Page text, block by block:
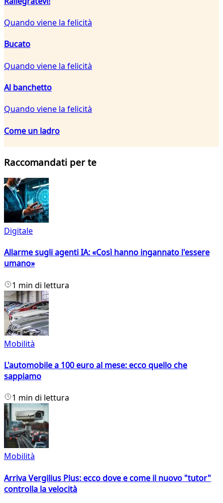
Quando viene la felicità
Bucato
Quando viene la felicità
Al banchetto
Quando viene la felicità
Come un ladro
Raccomandati per te
Digitale
Allarme sugli agenti IA: «Così hanno ingannato l'essere
umano»
1 min di lettura
Mobilità
L'automobile a 100 euro al mese: ecco quello che
sappiamo
1 min di lettura
Mobilità
Arriva Vergilius Plus: ecco dove e come il nuovo "tutor"
controlla la velocità